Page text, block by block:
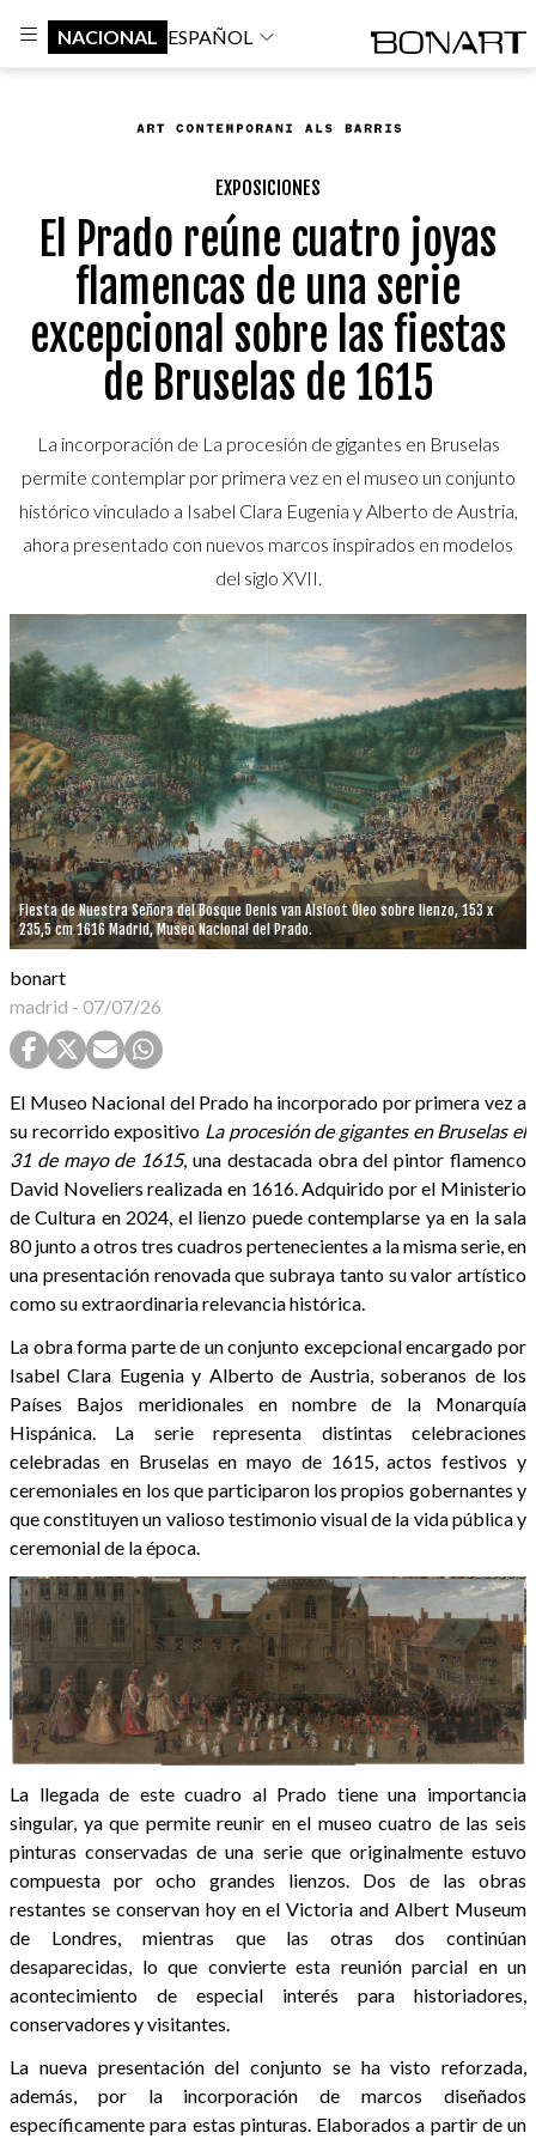
NACIONAL ESPAÑOL
EXPOSICIONES
El Prado reúne cuatro joyas
flamencas de una serie
excepcional sobre las fiestas
de Bruselas de 1615
La incorporación de La procesión de gigantes en Bruselas
permite contemplar por primera vez en el museo un conjunto
histórico vinculado a Isabel Clara Eugenia y Alberto de Austria,
ahora presentado con nuevos marcos inspirados en modelos
del siglo XVII.
Fiesta de Nuestra Señora del Bosque Denis van Alsloot Óleo sobre lienzo, 153 x
235,5 cm 1616 Madrid, Museo Nacional del Prado.
bonart
madrid - 07/07/26
El Museo Nacional del Prado ha incorporado por primera vez a
su recorrido expositivo La procesión de gigantes en Bruselas el
31 de mayo de 1615, una destacada obra del pintor flamenco
David Noveliers realizada en 1616. Adquirido por el Ministerio
de Cultura en 2024, el lienzo puede contemplarse ya en la sala
80 junto a otros tres cuadros pertenecientes a la misma serie, en
una presentación renovada que subraya tanto su valor artístico
como su extraordinaria relevancia histórica.
La obra forma parte de un conjunto excepcional encargado por
Isabel Clara Eugenia y Alberto de Austria, soberanos de los
Países Bajos meridionales en nombre de la Monarquía
Hispánica. La serie representa distintas celebraciones
celebradas en Bruselas en mayo de 1615, actos festivos y
ceremoniales en los que participaron los propios gobernantes y
que constituyen un valioso testimonio visual de la vida pública y
ceremonial de la época.
La llegada de este cuadro al Prado tiene una importancia
singular, ya que permite reunir en el museo cuatro de las seis
pinturas conservadas de una serie que originalmente estuvo
compuesta por ocho grandes lienzos. Dos de las obras
restantes se conservan hoy en el Victoria and Albert Museum
de Londres, mientras que las otras dos continúan
desaparecidas, lo que convierte esta reunión parcial en un
acontecimiento de especial interés para historiadores,
conservadores y visitantes.
La nueva presentación del conjunto se ha visto reforzada,
además, por la incorporación de marcos diseñados
específicamente para estas pinturas. Elaborados a partir de un